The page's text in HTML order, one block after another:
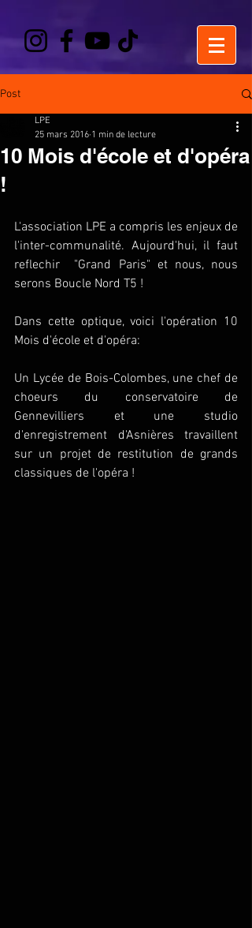
Post
10 Mois d'école et d'opéra
!
LPE
25 mars 2016 1 min de lecture
L'association LPE a compris les enjeux de
l'inter-communalité. Aujourd'hui, il faut
reflechir  "Grand Paris" et nous, nous
serons Boucle Nord T5 !
Dans cette optique, voici l'opération 10
Mois d'école et d'opéra:
Un Lycée de Bois-Colombes, une chef de
choeurs du conservatoire de
Gennevilliers et une studio
d'enregistrement d'Asnières travaillent
sur un projet de restitution de grands
classiques de l'opéra !